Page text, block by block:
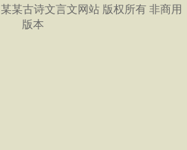
某古诗文言文网站 版权所有 非商用
版本